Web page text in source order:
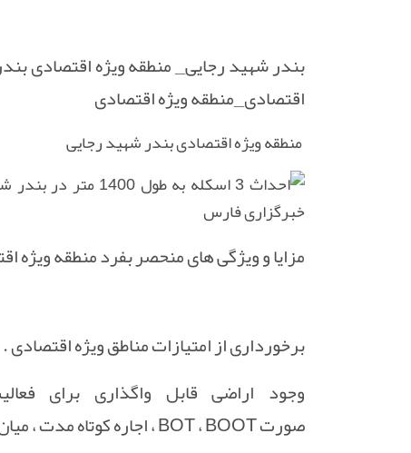
بندر شهید رجایی_ منطقه ویژه اقتصادی
اقتصادی_منطقه ویژه اقتصادی
منطقه ویژه اقتصادی بندر شهید رجایی
مزایا و ویژگی های منحصر بفرد منطقه ویژه
برخورداری از امتیازات مناطق ویژه اقتصادی .
وجود اراضی قابل واگذاری برای
صورت BOT ، BOOT ، اجاره کوتاه مدت ، میان مدت و بلند مدت .